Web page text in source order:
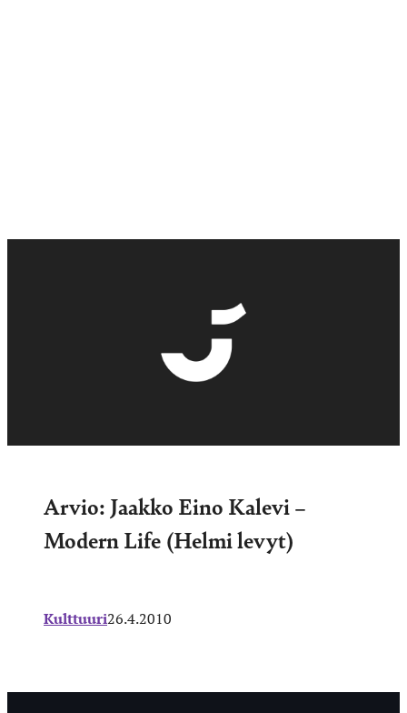
Arvio: Jaakko Eino Kalevi –
Modern Life (Helmi levyt)
Kulttuuri26.4.2010